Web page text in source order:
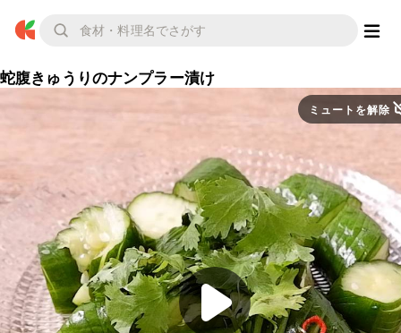
蛇腹きゅうりのナンプラー漬け
ミュートを解除